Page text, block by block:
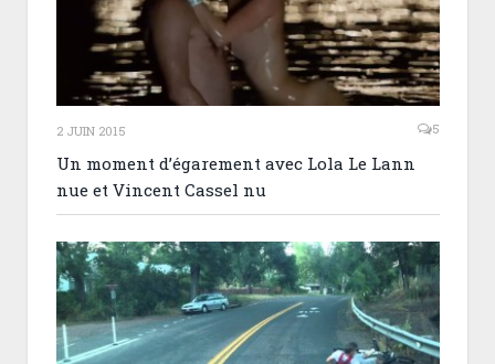
2 JUIN 2015 5
Un moment d’égarement avec Lola Le Lann
nue et Vincent Cassel nu